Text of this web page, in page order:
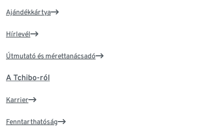
Ajándékkártya
Hírlevél
Útmutató és mérettanácsadó
A Tchibo-ról
Karrier
Fenntarthatóság